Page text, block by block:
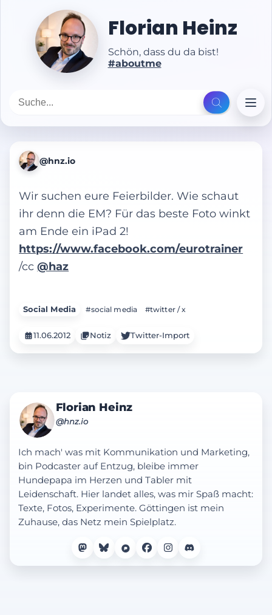
Florian Heinz
Schön, dass du da bist!
#aboutme
@hnz.io
Wir suchen eure Feierbilder. Wie schaut
ihr denn die EM? Für das beste Foto winkt
am Ende ein iPad 2!
https://www.facebook.com/eurotrainer
/cc@haz
Social Media #social media #twitter / x
11.06.2012 Notiz Twitter-Import
Florian Heinz
@hnz.io
Ich mach' was mit Kommunikation und Marketing,
bin Podcaster auf Entzug, bleibe immer
Hundepapa im Herzen und Tabler mit
Leidenschaft. Hier landet alles, was mir Spaß macht:
Texte, Fotos, Experimente. Göttingen ist mein
Zuhause, das Netz mein Spielplatz.